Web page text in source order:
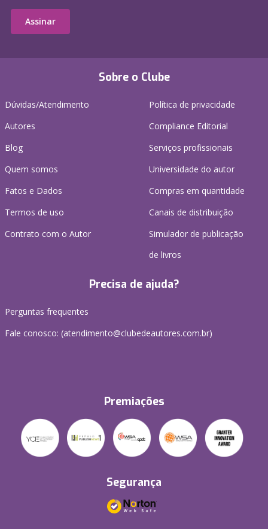
Sobre o Clube
Dúvidas/Atendimento
Autores
Blog
Quem somos
Fatos e Dados
Termos de uso
Contrato com o Autor
Política de privacidade
Compliance Editorial
Serviços profissionais
Universidade do autor
Compras em quantidade
Canais de distribuição
Simulador de publicação
de livros
Precisa de ajuda?
Perguntas frequentes
Fale conosco: (atendimento@clubedeautores.com.br)
Premiações
Segurança
Assinar